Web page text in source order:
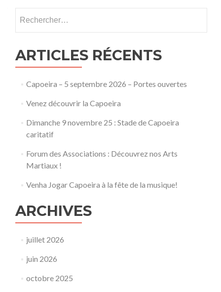
articles
ARTICLES RÉCENTS
Capoeira – 5 septembre 2026 – Portes ouvertes
Venez découvrir la Capoeira
Dimanche 9 novembre 25 : Stade de Capoeira
caritatif
Forum des Associations : Découvrez nos Arts
Martiaux !
Venha Jogar Capoeira à la fête de la musique!
ARCHIVES
juillet 2026
juin 2026
octobre 2025